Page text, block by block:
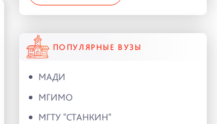
ПОПУЛЯРНЫЕ ВУЗЫ
МАДИ
МГИМО
МГТУ "СТАНКИН"